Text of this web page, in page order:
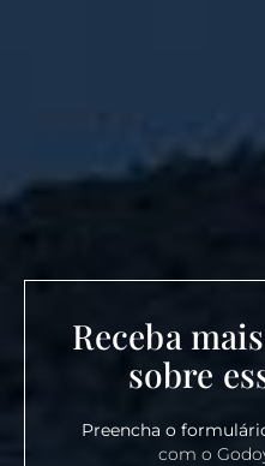
Receba
sobre
Preencha o
com o